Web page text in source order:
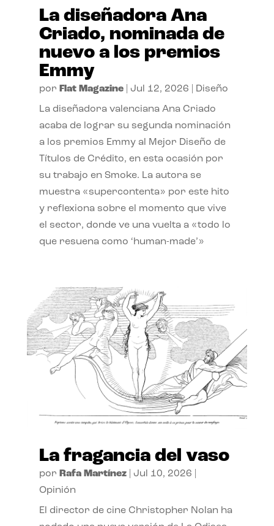
La diseñadora Ana
Criado, nominada de
nuevo a los premios
Emmy
por Flat Magazine| Jul 12, 2026 Diseño
La diseñadora valenciana Ana Criado
acaba de lograr su segunda nominación
a los premios Emmy al Mejor Diseño de
Títulos de Crédito, en esta ocasión por
su trabajo en Smoke. La autora se
muestra «supercontenta» por este hito
y reflexiona sobre el momento que vive
el sector, donde ve una vuelta a «todo lo
que resuena como ‘human-made’»
La fragancia del vaso
por Rafa Martínez| Jul 10, 2026
Opinión
El director de cine Christopher Nolan ha